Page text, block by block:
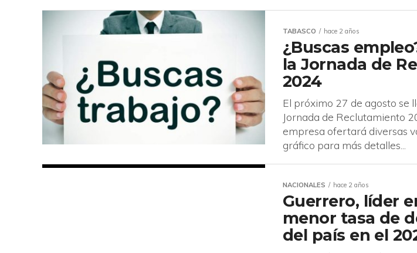
TABASCO hace 2 años
¿Buscas
la Jornada de
2024
El próximo 27 de agosto se
Jornada de Reclutamiento
empresa ofertará diversas
gráfico para más detalles...
NACIONALES hace 2 años
Guerrero, líder
menor tasa de
del país en el